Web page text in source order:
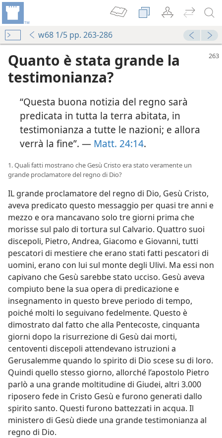
w68 1/5 pp. 263-286
Quanto è stata grande la
testimonianza?
“Questa buona notizia del regno sarà
predicata in tutta la terra abitata, in
testimonianza a tutte le nazioni; e allora
verrà la fine”. — Matt. 24:14.
1. Quali fatti mostrano che Gesù Cristo era stato veramente un
grande proclamatore del regno di Dio?
IL grande proclamatore del regno di Dio, Gesù Cristo,
aveva predicato questo messaggio per quasi tre anni e
mezzo e ora mancavano solo tre giorni prima che
morisse sul palo di tortura sul Calvario. Quattro suoi
discepoli, Pietro, Andrea, Giacomo e Giovanni, tutti
pescatori di mestiere che erano stati fatti pescatori di
uomini, erano con lui sul monte degli Ulivi. Ma essi non
capivano che Gesù sarebbe stato ucciso. Gesù aveva
compiuto bene la sua opera di predicazione e
insegnamento in questo breve periodo di tempo,
poiché molti lo seguivano fedelmente. Questo è
dimostrato dal fatto che alla Pentecoste, cinquanta
giorni dopo la risurrezione di Gesù dai morti,
centoventi discepoli attendevano istruzioni a
Gerusalemme quando lo spirito di Dio scese su di loro.
Quindi quello stesso giorno, allorché l’apostolo Pietro
parlò a una grande moltitudine di Giudei, altri 3.000
riposero fede in Cristo Gesù e furono generati dallo
spirito santo. Questi furono battezzati in acqua. Il
ministero di Gesù diede una grande testimonianza al
regno di Dio.